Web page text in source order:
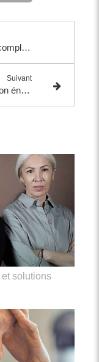
Ménopause : symptômes complets et solutions naturelles pour mieux la vivre
Suivant
Ménopause et fatigue : retrouver son énergie naturellement grâce à une approche globale
solutions